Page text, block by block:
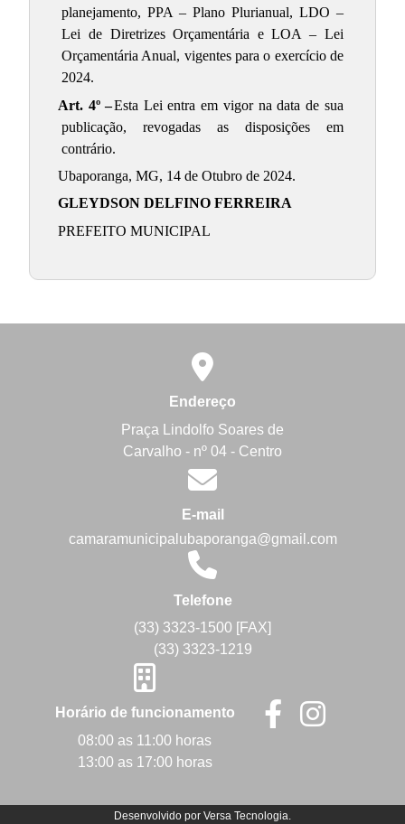
planejamento, PPA – Plano Plurianual, LDO –
Lei de Diretrizes Orçamentária e LOA – Lei
Orçamentária Anual, vigentes para o exercício de
2024.
Art. 4º –Esta Lei entra em vigor na data de sua
publicação, revogadas as disposições em
contrário.
Ubaporanga, MG, 14 de Otubro de 2024.
GLEYDSON DELFINO FERREIRA
PREFEITO MUNICIPAL
Endereço
Praça Lindolfo Soares de
Carvalho - nº 04 - Centro
E-mail
camaramunicipalubaporanga@gmail.com
Telefone
(33) 3323-1500 [FAX]
(33) 3323-1219
Horário de funcionamento
08:00 as 11:00 horas
13:00 as 17:00 horas
Desenvolvido por Versa Tecnologia.